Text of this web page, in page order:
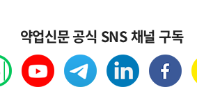
약업신문 공식 SNS 채널 구독